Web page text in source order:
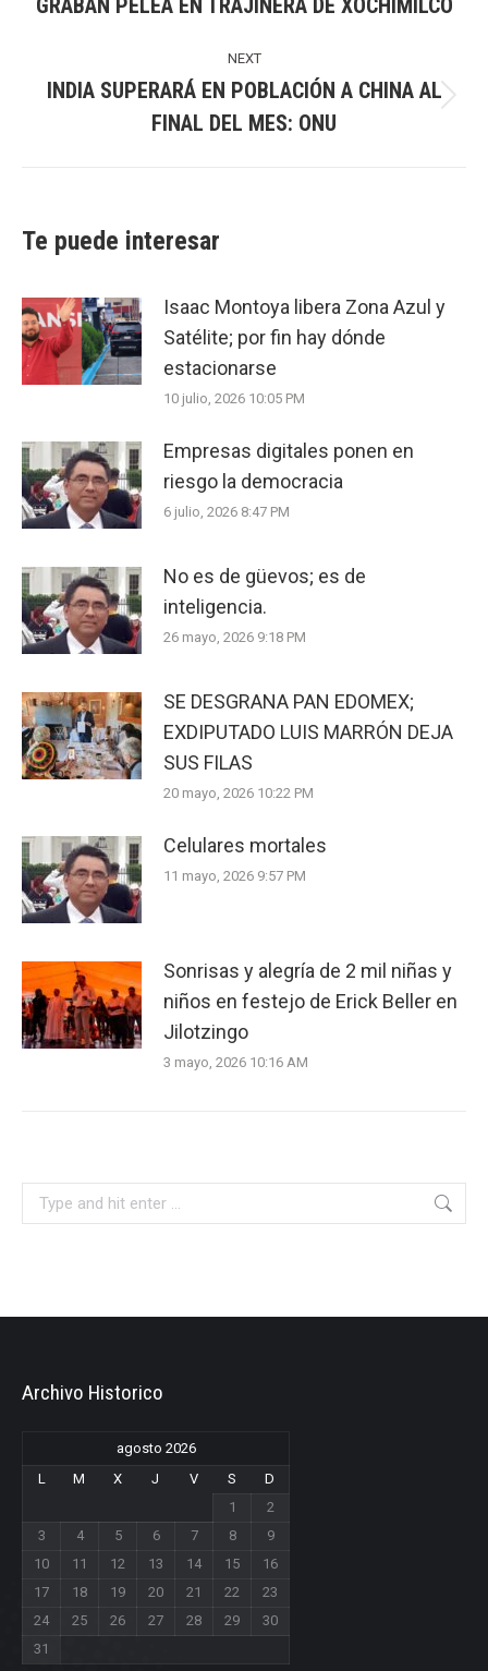
Previous
GRABAN PELEA EN TRAJINERA DE XOCHIMILCO
NEXT
post:
INDIA SUPERARÁ EN POBLACIÓN A CHINA AL
FINAL DEL MES: ONU
Te puede interesar
Isaac Montoya libera Zona Azul y
Satélite; por fin hay dónde
estacionarse
10 julio, 2026 10:05 PM
Empresas digitales ponen en
riesgo la democracia
6 julio, 2026 8:47 PM
No es de güevos; es de
inteligencia.
26 mayo, 2026 9:18 PM
SE DESGRANA PAN EDOMEX;
EXDIPUTADO LUIS MARRÓN DEJA
SUS FILAS
20 mayo, 2026 10:22 PM
Celulares mortales
11 mayo, 2026 9:57 PM
Sonrisas y alegría de 2 mil niñas y
niños en festejo de Erick Beller en
Jilotzingo
3 mayo, 2026 10:16 AM
Archivo Historico
agosto 2026
L
M X J V S
D
1
2
3
4 5 6 7 8
9
10
11 12 13 14 15
16
17
18 19 20 21 22
23
24
25 26 27 28 29
30
31